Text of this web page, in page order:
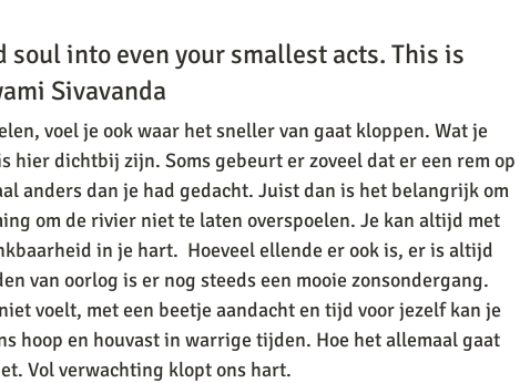
soul into even your smallest acts. This is
Sivavanda
voel je ook waar het sneller van gaat kloppen. Wat je
hier dichtbij zijn. Soms gebeurt er zoveel dat er een rem op
anders dan je had gedacht. Juist dan is het belangrijk om
om de rivier niet te laten overspoelen. Je kan altijd met
in je hart.  Hoeveel ellende er ook is, er is altijd
van oorlog is er nog steeds een mooie zonsondergang.
voelt, met een beetje aandacht en tijd voor jezelf kan je
hoop en houvast in warrige tijden. Hoe het allemaal gaat
Vol verwachting klopt ons hart.